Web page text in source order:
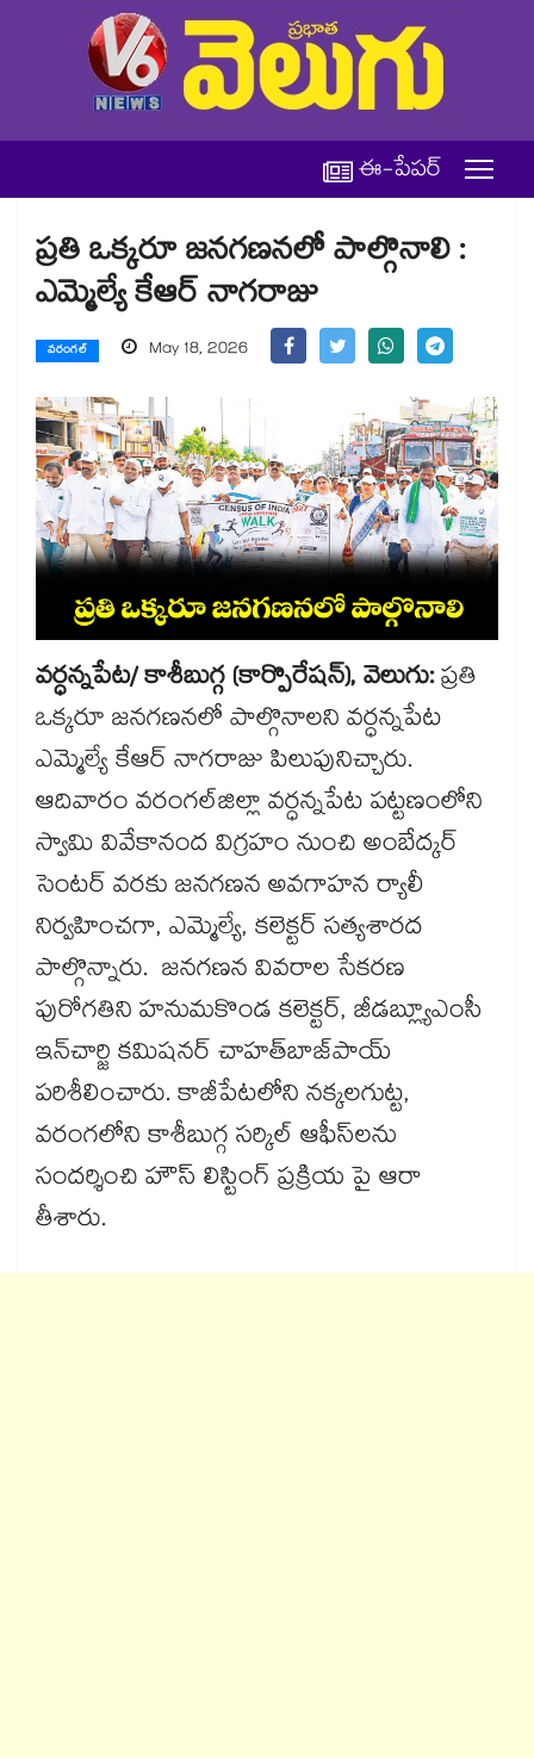
ఈ-పేపర్
ప్రతి ఒక్కరూ జనగణనలో పాల్గొనాలి :
ఎమ్మెల్యే కేఆర్ నాగరాజు
వరంగల్ May 18, 2026
వర్ధన్నపేట/ కాశీబుగ్గ (కార్పొరేషన్), వెలుగు:ప్రతి
ఒక్కరూ జనగణనలో పాల్గొనాలని వర్ధన్నపేట
ఎమ్మెల్యే కేఆర్​ నాగరాజు పిలుపునిచ్చారు.
ఆదివారం వరంగల్​జిల్లా వర్ధన్నపేట పట్టణంలోని
స్వామి వివేకానంద విగ్రహం నుంచి అంబేద్కర్​
సెంటర్​ వరకు జనగణన అవగాహన ర్యాలీ
నిర్వహించగా, ఎమ్మెల్యే, కలెక్టర్​ సత్యశారద
పాల్గొన్నారు. జనగణన వివరాల సేకరణ
పురోగతిని హనుమకొండ కలెక్టర్, జీడబ్ల్యూఎంసీ
ఇన్​చార్జి కమిషనర్​ చాహత్​బాజ్​పాయ్​
పరిశీలించారు. కాజీపేటలోని నక్కలగుట్ట,
వరంగలోని కాశీబుగ్గ సర్కిల్​ ఆఫీస్​లను
సందర్శించి హౌస్​ లిస్టింగ్​ ప్రక్రియ పై ఆరా
తీశారు.